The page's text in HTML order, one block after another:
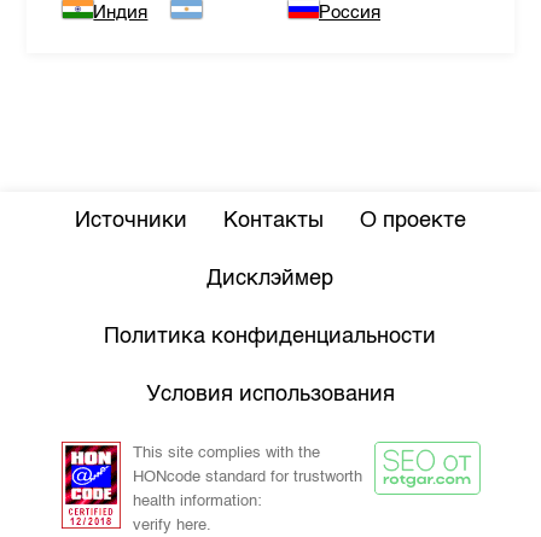
Индия
Россия
Источники Контакты О проекте
Дисклэймер
Политика конфиденциальности
Условия использования
This site complies with the
HONcode standard for trustworth
health information:
verify here.